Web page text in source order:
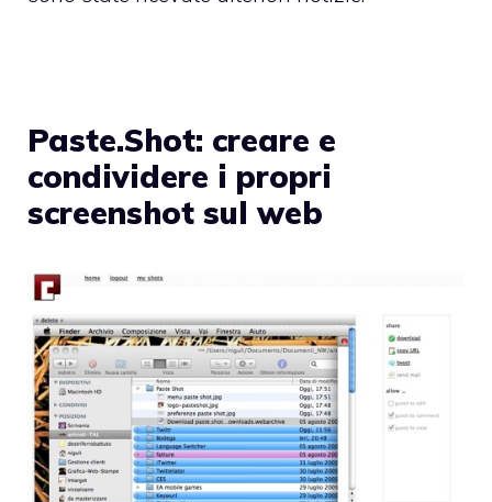
Paste.Shot: creare e
condividere i propri
screenshot sul web